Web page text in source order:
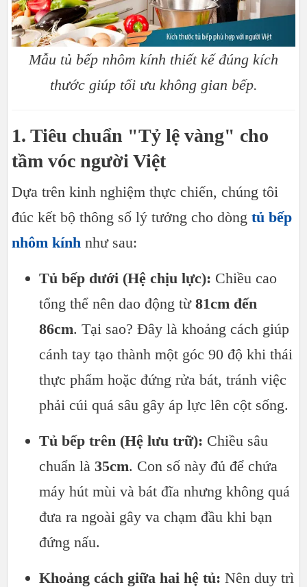
Mẫu tủ bếp nhôm kính thiết kế đúng kích
thước giúp tối ưu không gian bếp.
1. Tiêu chuẩn "Tỷ lệ vàng" cho
tầm vóc người Việt
Dựa trên kinh nghiệm thực chiến, chúng tôi
đúc kết bộ thông số lý tưởng cho dòng tủ bếp
nhôm kính như sau:
Tủ bếp dưới (Hệ chịu lực): Chiều cao
tổng thể nên dao động từ 81cm đến
86cm. Tại sao? Đây là khoảng cách giúp
cánh tay tạo thành một góc 90 độ khi thái
thực phẩm hoặc đứng rửa bát, tránh việc
phải cúi quá sâu gây áp lực lên cột sống.
Tủ bếp trên (Hệ lưu trữ): Chiều sâu
chuẩn là 35cm. Con số này đủ để chứa
máy hút mùi và bát đĩa nhưng không quá
đưa ra ngoài gây va chạm đầu khi bạn
đứng nấu.
Khoảng cách giữa hai hệ tủ: Nên duy trì